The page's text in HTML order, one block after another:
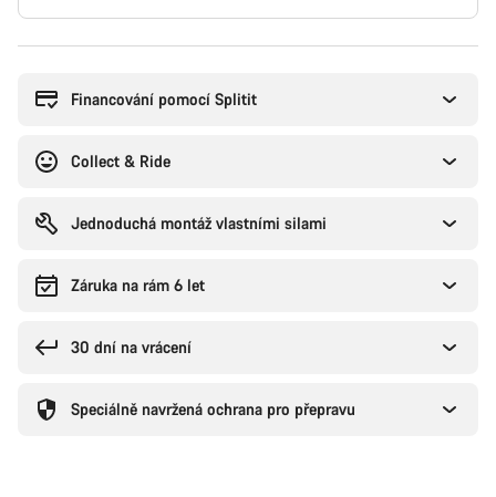
koupi
Financování pomocí Splitit
Collect & Ride
Jednoduchá montáž vlastními silami
Záruka na rám 6 let
30 dní na vrácení
Speciálně navržená ochrana pro přepravu